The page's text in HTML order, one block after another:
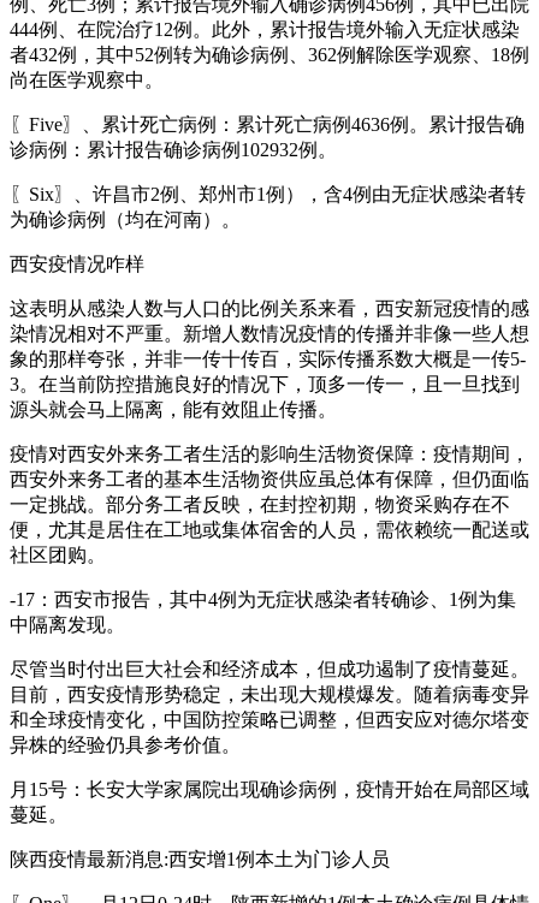
444例、在院治疗12例。此外，累计报告境外输入无症状感染
者432例，其中52例转为确诊病例、362例解除医学观察、18例
尚在医学观察中。
〖Five〗、累计死亡病例：累计死亡病例4636例。累计报告确
诊病例：累计报告确诊病例102932例。
〖Six〗、许昌市2例、郑州市1例），含4例由无症状感染者转
为确诊病例（均在河南）。
西安疫情况咋样
这表明从感染人数与人口的比例关系来看，西安新冠疫情的感
染情况相对不严重。新增人数情况疫情的传播并非像一些人想
象的那样夸张，并非一传十传百，实际传播系数大概是一传5-
3。在当前防控措施良好的情况下，顶多一传一，且一旦找到
源头就会马上隔离，能有效阻止传播。
疫情对西安外来务工者生活的影响生活物资保障：疫情期间，
西安外来务工者的基本生活物资供应虽总体有保障，但仍面临
一定挑战。部分务工者反映，在封控初期，物资采购存在不
便，尤其是居住在工地或集体宿舍的人员，需依赖统一配送或
社区团购。
-17：西安市报告，其中4例为无症状感染者转确诊、1例为集
中隔离发现。
尽管当时付出巨大社会和经济成本，但成功遏制了疫情蔓延。
目前，西安疫情形势稳定，未出现大规模爆发。随着病毒变异
和全球疫情变化，中国防控策略已调整，但西安应对德尔塔变
异株的经验仍具参考价值。
月15号：长安大学家属院出现确诊病例，疫情开始在局部区域
蔓延。
陕西疫情最新消息:西安增1例本土为门诊人员